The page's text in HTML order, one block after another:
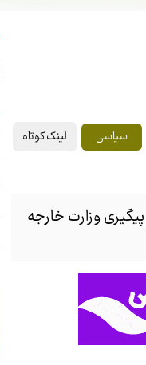
سیاسی لینک کوتاه
وزارت خارجه